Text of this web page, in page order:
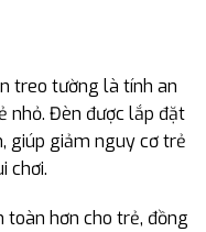
treo tường là tính an
nhỏ. Đèn được lắp đặt
giúp giảm nguy cơ trẻ
chơi.
hơn cho trẻ, đồng